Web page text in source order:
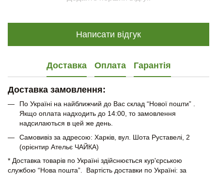
Написати відгук
Доставка Оплата Гарантія
Доставка замовлення:
По Україні на найближчий до Вас склад “Нової пошти” .
Якщо оплата надходить до 14:00, то замовлення
надсилаються в цей же день.
Самовивіз за адресою: Харків, вул. Шота Руставелі, 2
(орієнтир Ательє ЧАЙКА)
* Доставка товарів по Україні здійснюється кур'єрською
службою “Нова пошта”. Вартість доставки по Україні: за